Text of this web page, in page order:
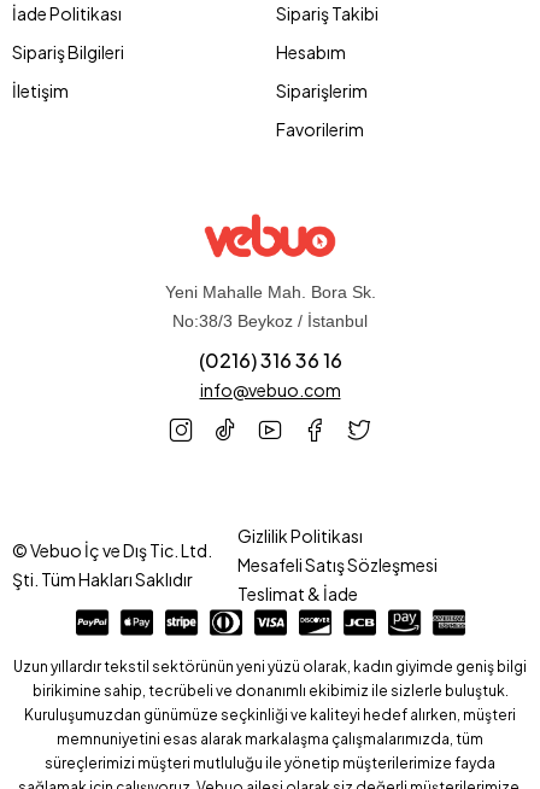
Yeni Mahalle Mah. Bora Sk.
No:38/3 Beykoz / İstanbul
(0216) 316 36 16
info@vebuo.com
İade Politikası
Sipariş Bilgileri
İletişim
Sipariş Takibi
Hesabım
Siparişlerim
Favorilerim
© Vebuo İç ve Dış Tic. Ltd.
Şti. Tüm Hakları Saklıdır
Gizlilik Politikası
Mesafeli Satış Sözleşmesi
Teslimat & İade
Uzun yıllardır tekstil sektörünün yeni yüzü olarak, kadın giyimde geniş bilgi
birikimine sahip, tecrübeli ve donanımlı ekibimiz ile sizlerle buluştuk.
Kuruluşumuzdan günümüze seçkinliği ve kaliteyi hedef alırken, müşteri
memnuniyetini esas alarak markalaşma çalışmalarımızda, tüm
süreçlerimizi müşteri mutluluğu ile yönetip müşterilerimize fayda